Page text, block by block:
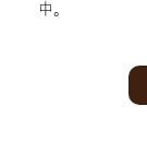
中。